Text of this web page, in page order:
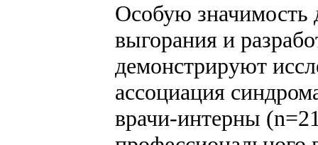
Особую значимость
выгорания и
демонстрируют
ассоциация
врачи-интерны